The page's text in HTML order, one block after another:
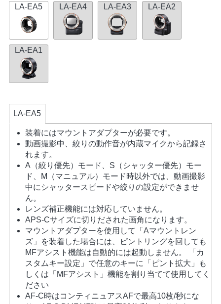
LA-EA5 LA-EA4 LA-EA3 LA-EA2
LA-EA1
LA-EA5
装着にはマウントアダプターが必要です。
動画撮影中、絞りの動作音が内蔵マイクから記録さ
れます。
A（絞り優先）モード、S（シャッター優先）モー
ド、M（マニュアル）モード時以外では、動画撮影
中にシャッタースピードや絞りの設定ができませ
ん。
レンズ補正機能には対応していません。
APS-Cサイズに切りだされた画角になります。
マウントアダプターを使用して「Aマウントレン
ズ」を装着した場合には、ピントリングを回しても
MFアシスト機能は自動的には起動しません。 「カ
スタムキー設定」で任意のキーに「ピント拡大」も
しくは「MFアシスト」機能を割り当てて使用してく
ださい
AF-C時はコンティニュアスAFで最高10枚/秒にな